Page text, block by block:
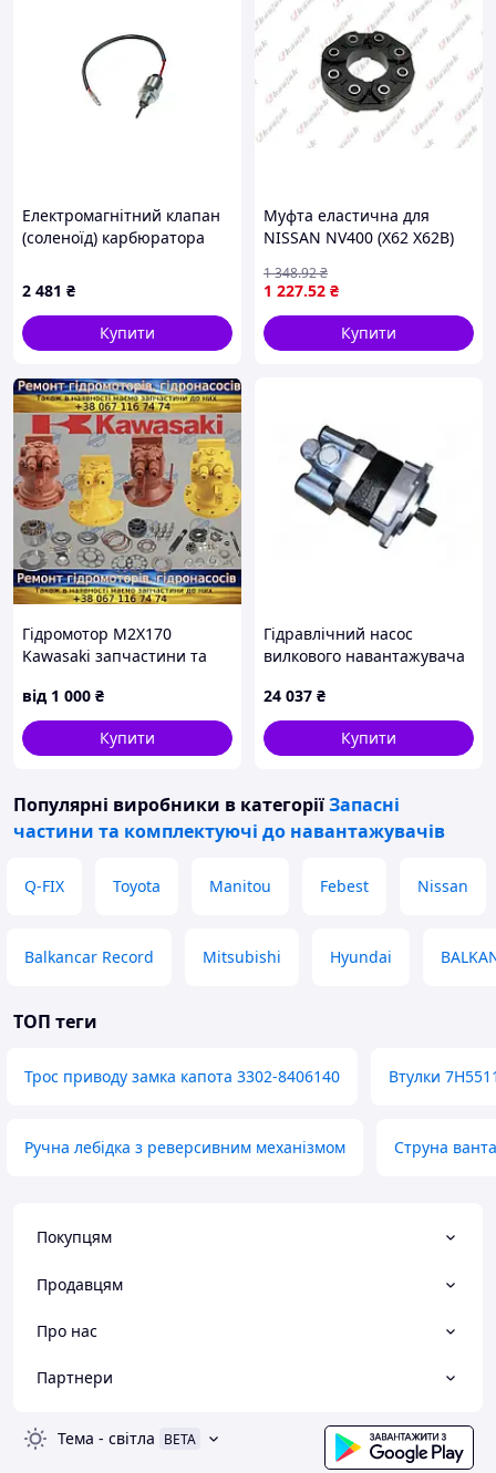
Електромагнітний клапан
(соленоїд) карбюратора
навантажувача Nissan
16196-55K00
2 481 ₴
Купити
Муфта еластична для
NISSAN NV400 (X62 X62B)
VR022
1 227.52 ₴
1 348.92₴
Купити
Гідромотор M2X170
Kawasaki запчастини та
від 1 000 ₴
Купити
Гідравлічний насос
вилкового навантажувача
24 037 ₴
Купити
Популярні виробники в категоріїЗапасні
частини та комплектуючі до навантажувачів
Q-FIX Toyota Manitou Febest Nissan
Balkancar Record Mitsubishi Hyundai
ТОП теги
Трос приводу замка капота 3302-8406140 Втулки
Ручна лебідка з реверсивним механізмом Струна
Покупцям
Продавцям
Про нас
Партнери
Тема - світла BETA